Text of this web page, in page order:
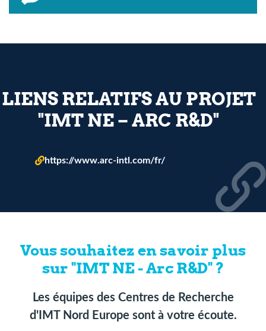
LIENS RELATIFS AU PROJET
"IMT NE – ARC R&D"
https://www.arc-intl.com/fr/
Vous souhaitez en savoir plus
sur "IMT NE - Arc R&D" ?
Les équipes des Centres de Recherche
d'IMT Nord Europe sont à votre écoute.